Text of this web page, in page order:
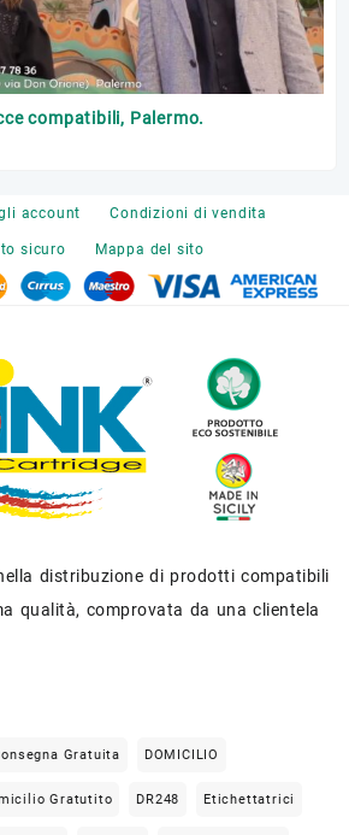
compatibili, Palermo.
account Condizioni di vendita
sicuro Mappa del sito
distribuzione di prodotti compatibili
qualità, comprovata da una clientela
Gratuita DOMICILIO
Gratutito DR248 Etichettatrici